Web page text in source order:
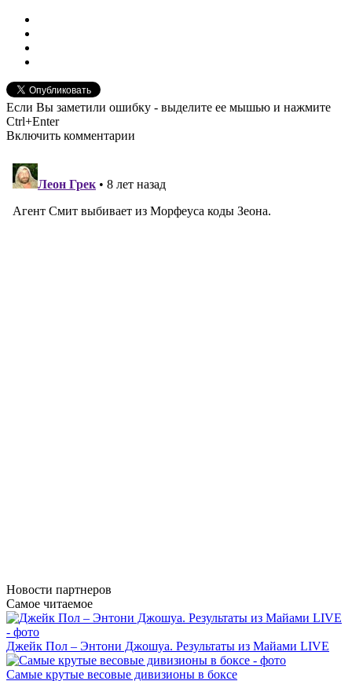
Если Вы заметили ошибку - выделите ее мышью и нажмите
Ctrl+Enter
Включить комментарии
Новости партнеров
Самое читаемое
Джейк Пол – Энтони Джошуа. Результаты из Майами LIVE
Самые крутые весовые дивизионы в боксе